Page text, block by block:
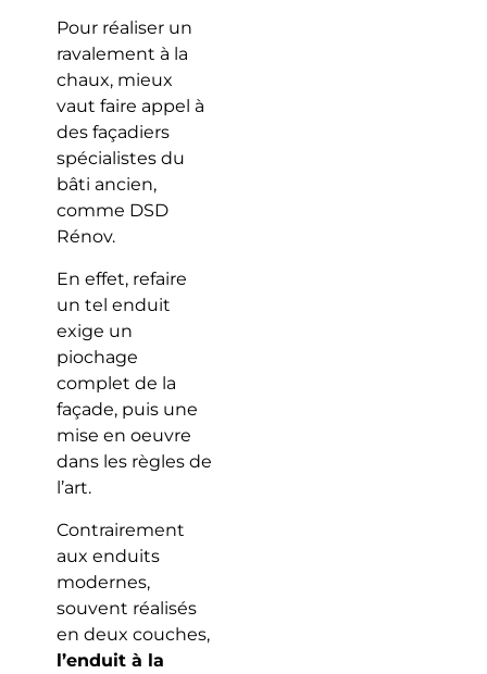
Pour réaliser un
ravalement à la
chaux, mieux
vaut faire appel à
des façadiers
spécialistes du
bâti ancien,
comme DSD
Rénov.
En effet, refaire
un tel enduit
exige un
piochage
complet de la
façade, puis une
mise en oeuvre
dans les règles de
l’art.
Contrairement
aux enduits
modernes,
souvent réalisés
en deux couches,
l’enduit à la